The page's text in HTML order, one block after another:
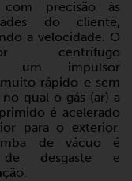
com precisão às
do cliente,
a velocidade. O
centrífugo
um impulsor
rápido e sem
qual o gás (ar) a
é acelerado
para o exterior.
de vácuo é
de desgaste e